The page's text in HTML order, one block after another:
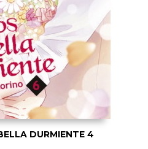
DURMIENTE 4